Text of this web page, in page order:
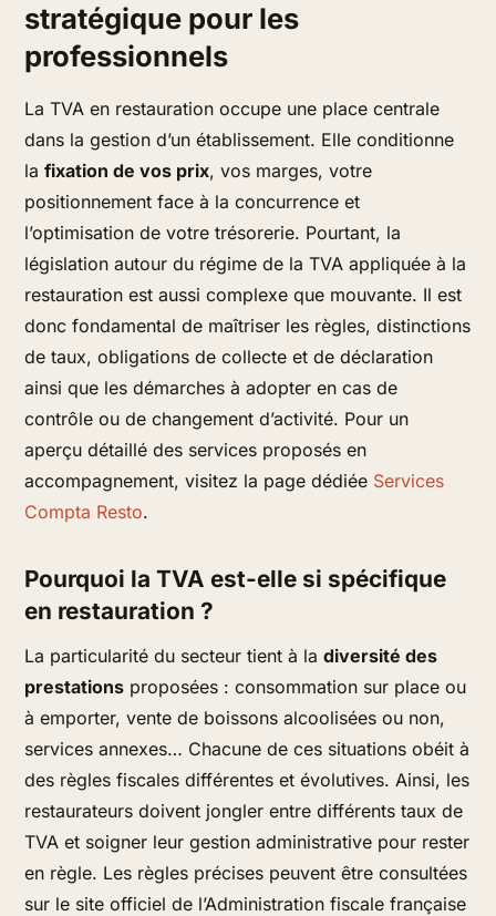
stratégique pour les
professionnels
La TVA en restauration occupe une place centrale
dans la gestion d’un établissement. Elle conditionne
lafixation de vos prix, vos marges, votre
positionnement face à la concurrence et
l’optimisation de votre trésorerie. Pourtant, la
législation autour du régime de la TVA appliquée à la
restauration est aussi complexe que mouvante. Il est
donc fondamental de maîtriser les règles, distinctions
de taux, obligations de collecte et de déclaration
ainsi que les démarches à adopter en cas de
contrôle ou de changement d’activité. Pour un
aperçu détaillé des services proposés en
accompagnement, visitez la page dédiée Services
Compta Resto.
Pourquoi la TVA est-elle si spécifique
en restauration ?
La particularité du secteur tient à ladiversité des
prestations proposées : consommation sur place ou
à emporter, vente de boissons alcoolisées ou non,
services annexes… Chacune de ces situations obéit à
des règles fiscales différentes et évolutives. Ainsi, les
restaurateurs doivent jongler entre différents taux de
TVA et soigner leur gestion administrative pour rester
en règle. Les règles précises peuvent être consultées
sur le site officiel de l’Administration fiscale française